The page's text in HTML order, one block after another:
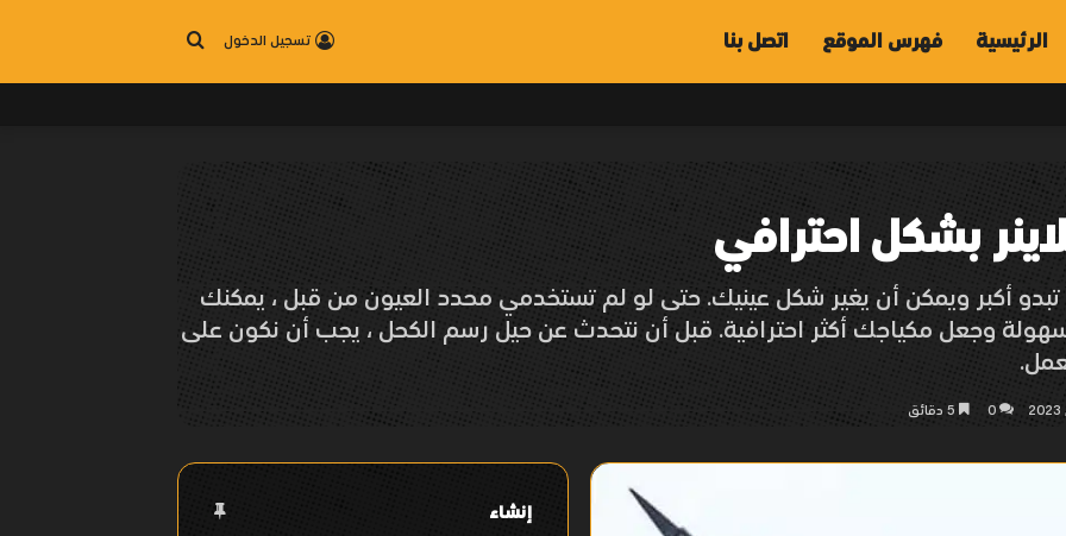
الرئيسية فهرس الموقع اتصل بنا بحث تسجيل الدخول
بشكل احترافي
تبدو أكبر ويمكن أن يغير شكل عينيك. حتى لو لم تستخدمي محدد العيون من قبل ، يمكنك
وجعل مكياجك أكثر احترافية. قبل أن نتحدث عن حيل رسم الكحل ، يجب أن نكون على
0
إنشاء